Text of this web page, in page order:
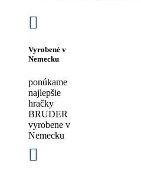
Vyrobené v
Nemecku
ponúkame
najlepšie
hračky
BRUDER
vyrobene v
Nemecku